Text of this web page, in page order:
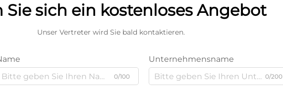
Sie sich ein kostenloses Angebot
Unser Vertreter wird Sie bald kontaktieren.
0/100
Unternehmensname
0/200